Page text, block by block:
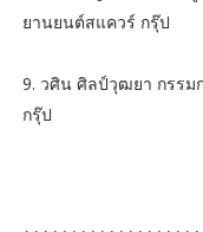
ยานยนต์สแควร์ กรุ๊ป
9. วศิน ศิลป์วุฒยา กรรม
กรุ๊ป